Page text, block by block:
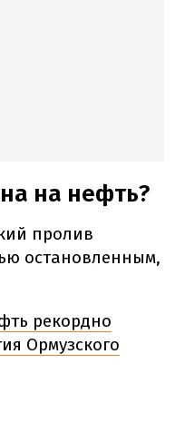
на нефть?
пролив
остановленным,
рекордно
Ормузского